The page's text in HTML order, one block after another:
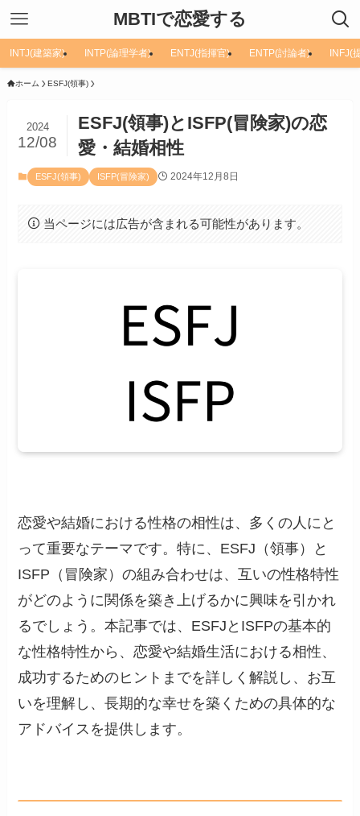
MBTIで恋愛する
INTJ(建築家) INTP(論理学者) ENTJ(指揮官) ENTP(討論者) INFJ(
ホーム ESFJ(領事)
ESFJ(領事)とISFP(冒険家)の恋
愛・結婚相性
2024
12/08
ESFJ(領事) ISFP(冒険家) 2024年12月8日
当ページには広告が含まれる可能性があります。
恋愛や結婚における性格の相性は、多くの人にと
って重要なテーマです。特に、ESFJ（領事）と
ISFP（冒険家）の組み合わせは、互いの性格特性
がどのように関係を築き上げるかに興味を引かれ
るでしょう。本記事では、ESFJとISFPの基本的
な性格特性から、恋愛や結婚生活における相性、
成功するためのヒントまでを詳しく解説し、お互
いを理解し、長期的な幸せを築くための具体的な
アドバイスを提供します。